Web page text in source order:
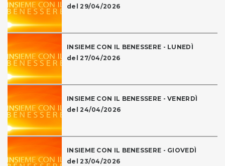
del 29/04/2026
INSIEME CON IL BENESSERE - LUNEDÌ
del 27/04/2026
INSIEME CON IL BENESSERE - VENERDÌ
del 24/04/2026
INSIEME CON IL BENESSERE - GIOVEDÌ
del 23/04/2026